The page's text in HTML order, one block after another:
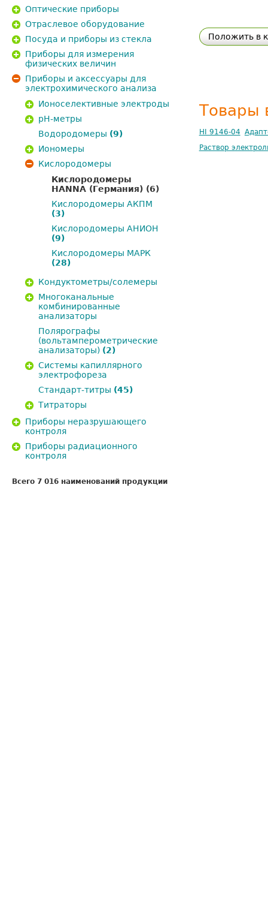
Положить в
Товары
HI 9146-04
Раствор
Оптические приборы
Отраслевое оборудование
Посуда и приборы из стекла
Приборы для измерения
физических величин
Приборы и аксессуары для
электрохимического анализа
Ионоселективные электроды
pH-метры
Водородомеры (9)
Иономеры
Кислородомеры
Кислородомеры
HANNA (Германия) (6)
Кислородомеры АКПМ
(3)
Кислородомеры АНИОН
(9)
Кислородомеры МАРК
(28)
Кондуктометры/солемеры
Многоканальные
комбинированные
анализаторы
Полярографы
(вольтамперометрические
анализаторы) (2)
Системы капиллярного
электрофореза
Стандарт-титры (45)
Титраторы
Приборы неразрушающего
контроля
Приборы радиационного
контроля
Всего 7 016 наименований продукции